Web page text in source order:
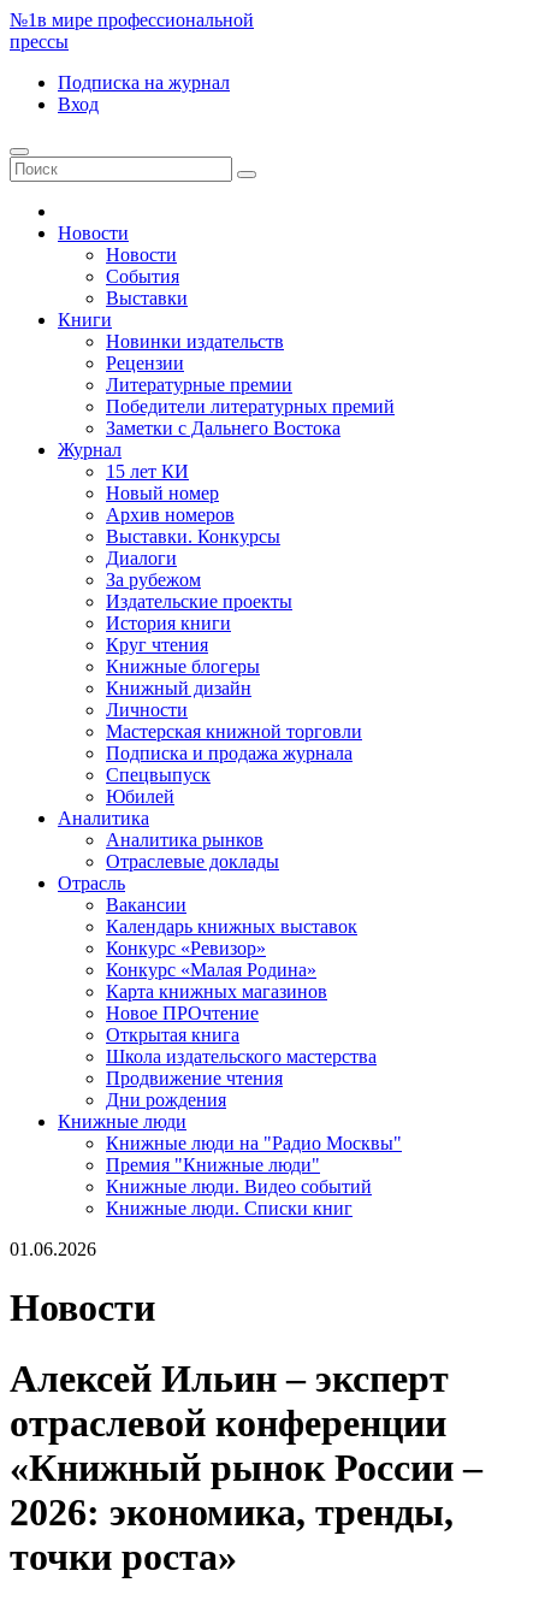
№1в мире профессиональной
прессы
Подписка на журнал
Вход
Новости
Новости
События
Выставки
Книги
Новинки издательств
Рецензии
Литературные премии
Победители литературных премий
Заметки с Дальнего Востока
Журнал
15 лет КИ
Новый номер
Архив номеров
Выставки. Конкурсы
Диалоги
За рубежом
Издательские проекты
История книги
Круг чтения
Книжные блогеры
Книжный дизайн
Личности
Мастерская книжной торговли
Подписка и продажа журнала
Спецвыпуск
Юбилей
Аналитика
Аналитика рынков
Отраслевые доклады
Отрасль
Вакансии
Календарь книжных выставок
Конкурс «Ревизор»
Конкурс «Малая Родина»
Карта книжных магазинов
Новое ПРОчтение
Открытая книга
Школа издательского мастерства
Продвижение чтения
Дни рождения
Книжные люди
Книжные люди на "Радио Москвы"
Премия "Книжные люди"
Книжные люди. Видео событий
Книжные люди. Списки книг
01.06.2026
Новости
Алексей Ильин – эксперт
отраслевой конференции
«Книжный рынок России –
2026: экономика, тренды,
точки роста»